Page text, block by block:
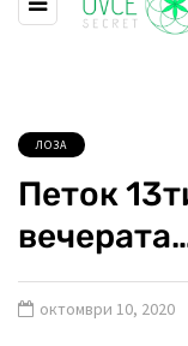
ЛОЗА
Петок
октомври 10, 2020